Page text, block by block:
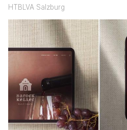
HTBLVA Salzburg